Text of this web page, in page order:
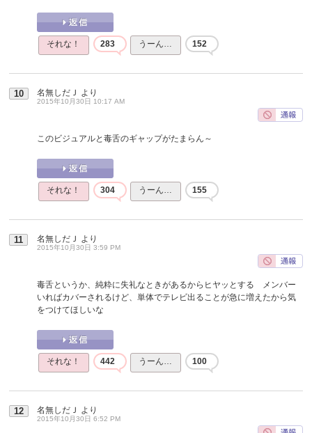
それな！ 283 うーん… 152
10 名無しだＪ より
2015年10月30日 10:17 AM
このビジュアルと毒舌のギャップがたまらん～
それな！ 304 うーん… 155
11 名無しだＪ より
2015年10月30日 3:59 PM
毒舌というか、純粋に失礼なときがあるからヒヤッとする メンバー
いればカバーされるけど、単体でテレビ出ることが急に増えたから気
をつけてほしいな
それな！ 442 うーん… 100
12 名無しだＪ より
2015年10月30日 6:52 PM